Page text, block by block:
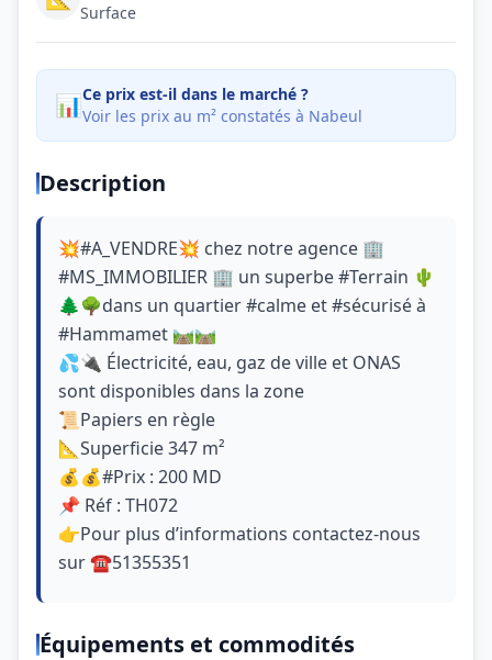
Surface
📊Ce prix est-il dans le marché ?
Voir les prix au m² constatés à Nabeul
Description
💥#A_VENDRE💥 chez notre agence 🏢
#MS_IMMOBILIER 🏢 un superbe #Terrain 🌵
🌲🌳dans un quartier #calme et #sécurisé à
#Hammamet 🛤🛤
💦🔌 Électricité, eau, gaz de ville et ONAS
sont disponibles dans la zone
📜Papiers en règle
📐Superficie 347 m²
💰💰#Prix : 200 MD
📌 Réf : TH072
👉Pour plus d’informations contactez-nous
sur ☎51355351
Équipements et commodités